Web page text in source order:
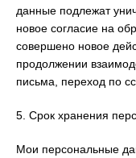
данные подлежат
новое согласие на
совершено новое
продолжении
письма, переход по
5. Срок хранения
Мои персональные